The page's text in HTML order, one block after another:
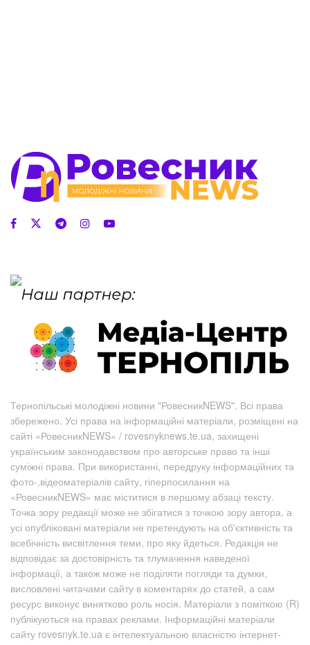
Тернопільські молодіжні новини "РовесникNEWS". Всі права
збережено. Усі права на інформаційні матеріали, розміщені на
сайті «РовесникNEWS» / rovesnyknews.te.ua, захищені
українським законодавством про авторське право та інші
суміжні права. При використанні, передруку інформаційних та
фото-,відеоматеріалів сайту, гіперпосилання на
«РовесникNEWS» має міститися в першому абзаці тексту.
Точка зору редакції може не збігатися з точкою зору автора, а
усі опубліковані матеріали не претендують на об'єктивність та
всебічність висвітлення теми, про яку йдеться. Редакція не
відповідає за достовірність та тлумачення наведеної
інформації, а також може не поділяти погляди та думки,
висловлені читачами сайту в коментарях до статей, а сам
ресурс виконує винятково роль носія. Матеріали з поміткою (R)
публікуються на правах реклами. Інформаційні матеріали
сайту rovesnyk.te.ua є інтелектуальною власністю інтернет-